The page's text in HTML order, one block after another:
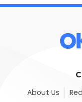
About Us